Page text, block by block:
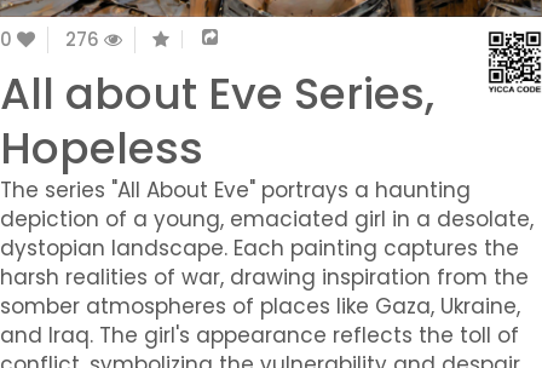
0 276
All about Eve Series,
Hopeless
The series "All About Eve" portrays a haunting
depiction of a young, emaciated girl in a desolate,
dystopian landscape. Each painting captures the
harsh realities of war, drawing inspiration from the
somber atmospheres of places like Gaza, Ukraine,
and Iraq. The girl's appearance reflects the toll of